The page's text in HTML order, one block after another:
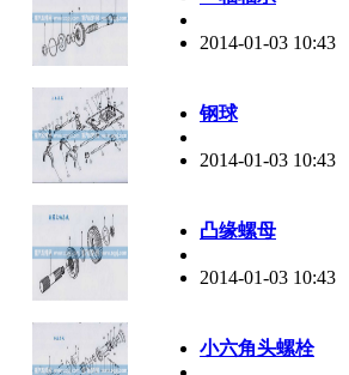
2014-01-03 10:43
钢球
2014-01-03 10:43
凸缘螺母
2014-01-03 10:43
小六角头螺栓